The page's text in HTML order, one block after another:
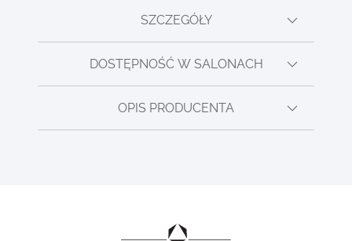
SZCZEGÓŁY
DOSTĘPNOŚĆ W SALONACH
OPIS PRODUCENTA